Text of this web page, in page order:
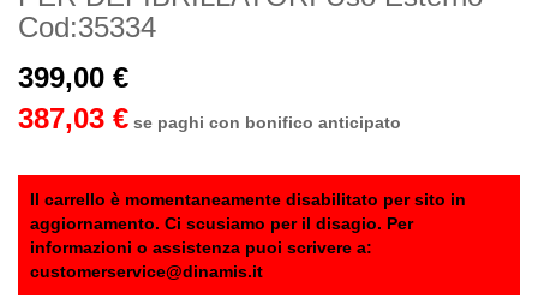
Cod:35334
399,00 €
387,03 € se paghi con bonifico anticipato
Il carrello è momentaneamente disabilitato per sito in
aggiornamento. Ci scusiamo per il disagio. Per
informazioni o assistenza puoi scrivere a:
customerservice@dinamis.it